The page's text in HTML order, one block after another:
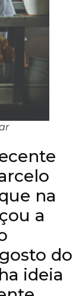
na
a
do
ideia